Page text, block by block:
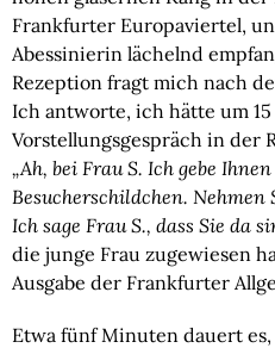
Frankfurter Europaviertel,
Abessinierin lächelnd
Rezeption fragt mich nach
Ich antworte, ich hätte um
Vorstellungsgespräch in der
„Ah, bei Frau S. Ich gebe
Besucherschildchen.
Ich sage Frau S., dass Sie da
die junge Frau zugewiesen
Ausgabe der Frankfurter
Etwa fünf Minuten dauert